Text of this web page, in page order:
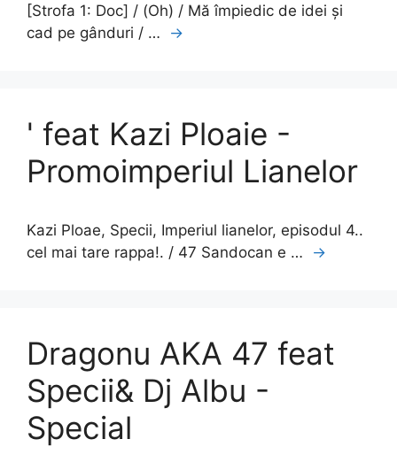
[Strofa 1: Doc] / (Oh) / Mă împiedic de idei și
cad pe gânduri / …
→
' feat Kazi Ploaie -
Promoimperiul Lianelor
Kazi Ploae, Specii, Imperiul lianelor, episodul 4..
cel mai tare rappa!. / 47 Sandocan e …
→
Dragonu AKA 47 feat
Specii& Dj Albu -
Special